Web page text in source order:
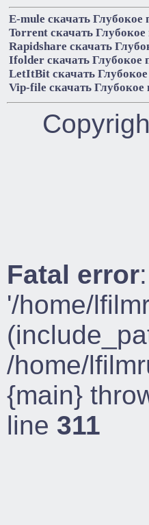
E-mule cкачать Глубокое
Torrent cкачать
Rapidshare cкачать
Ifolder cкачать Глубокое
LetItBit cкачать
Vip-file cкачать Глубокое
Fatal error
'/home/
/home/
{main}
line 311